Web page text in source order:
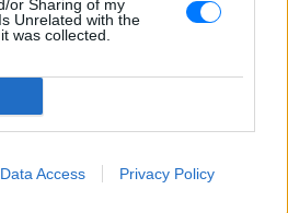
or Sharing of my
Unrelated with the
was collected.
Data Access Privacy Policy